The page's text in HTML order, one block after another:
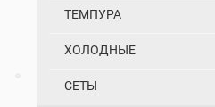
ТЕМПУРА
ХОЛОДНЫЕ
СЕТЫ